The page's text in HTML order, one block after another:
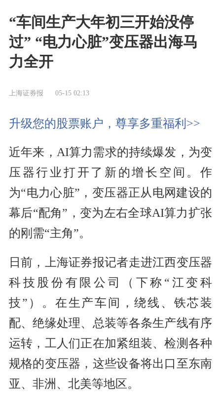
“车间生产大年初三开始没停
过” “电力心脏”变压器出海马
力全开
上海证券报 05-15 02:13
升级您的股票账户，尊享多重福利>>
近年来，AI算力需求的持续爆发，为变
压器行业打开了新的增长空间。作
为“电力心脏”，变压器正从电网建设的
幕后“配角”，变为左右全球AI算力扩张
的刚需“主角”。
日前，上海证券报记者走进江西变压器
科技股份有限公司（下称“江变科
技”）。在生产车间，绕线、铁芯装
配、绝缘处理、总装等各条生产线有序
运转，工人们正在加紧组装、检测各种
规格的变压器，这些设备将出口至东南
亚、非洲、北美等地区。